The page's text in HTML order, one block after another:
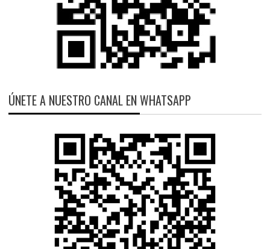
ÚNETE A NUESTRO CANAL EN WHATSAPP